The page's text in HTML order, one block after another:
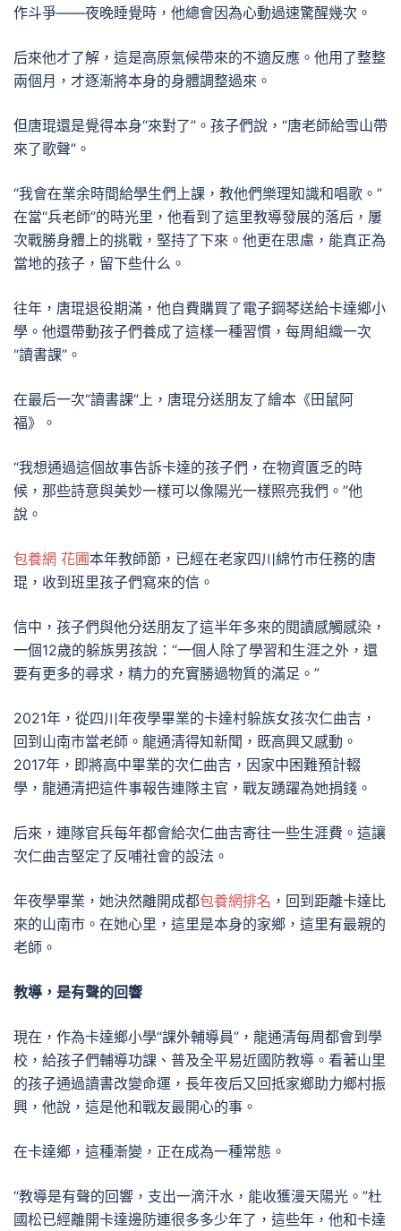
作斗爭——夜晚睡覺時，他總會因為心動過速驚醒幾次。
后來他才了解，這是高原氣候帶來的不適反應。他用了整整
兩個月，才逐漸將本身的身體調整過來。
但唐琨還是覺得本身“來對了”。孩子們說，“唐老師給雪山帶
來了歌聲”。
“我會在業余時間給學生們上課，教他們樂理知識和唱歌。”
在當“兵老師”的時光里，他看到了這里教導發展的落后，屢
次戰勝身體上的挑戰，堅持了下來。他更在思慮，能真正為
當地的孩子，留下些什么。
往年，唐琨退役期滿，他自費購買了電子鋼琴送給卡達鄉小
學。他還帶動孩子們養成了這樣一種習慣，每周組織一次
“讀書課”。
在最后一次“讀書課”上，唐琨分送朋友了繪本《田鼠阿
福》。
“我想通過這個故事告訴卡達的孩子們，在物資匱乏的時
候，那些詩意與美妙一樣可以像陽光一樣照亮我們。”他
說。
包養網 花圃本年教師節，已經在老家四川綿竹市任務的唐
琨，收到班里孩子們寫來的信。
信中，孩子們與他分送朋友了這半年多來的閱讀感觸感染，
一個12歲的躲族男孩說：“一個人除了學習和生涯之外，還
要有更多的尋求，精力的充實勝過物質的滿足。”
2021年，從四川年夜學畢業的卡達村躲族女孩次仁曲吉，
回到山南市當老師。龍通清得知新聞，既高興又感動。
2017年，即將高中畢業的次仁曲吉，因家中困難預計輟
學，龍通清把這件事報告連隊主官，戰友踴躍為她捐錢。
后來，連隊官兵每年都會給次仁曲吉寄往一些生涯費。這讓
次仁曲吉堅定了反哺社會的設法。
年夜學畢業，她決然離開成都包養網排名 ，回到距離卡達比
來的山南市。在她心里，這里是本身的家鄉，這里有最親的
老師。
教導，是有聲的回響
現在，作為卡達鄉小學“課外輔導員”，龍通清每周都會到學
校，給孩子們輔導功課、普及全平易近國防教導。看著山里
的孩子通過讀書改變命運，長年夜后又回抵家鄉助力鄉村振
興，他說，這是他和戰友最開心的事。
在卡達鄉，這種漸變，正在成為一種常態。
“教導是有聲的回響，支出一滴汗水，能收獲漫天陽光。”杜
國松已經離開卡達邊防連很多多少年了，這些年，他和卡達